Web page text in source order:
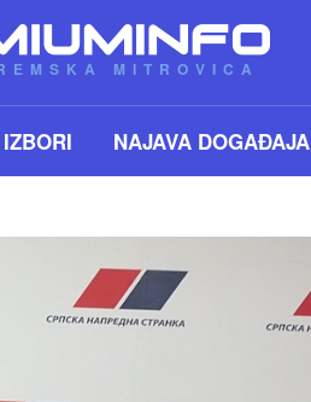
MITROVICA
IZBORI NAJAVA DOGAĐAJA